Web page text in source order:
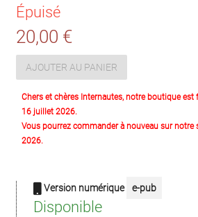
Épuisé
20,00 €
AJOUTER AU PANIER
Chers et chères Internautes, notre boutique est
16 juillet 2026.
Vous pourrez commander à nouveau sur notre
2026.
Version numérique e-pub
Disponible